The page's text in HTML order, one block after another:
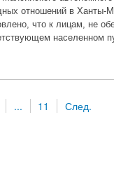
отношений в Ханты-
что к лицам, не
населенном
... 11 След.